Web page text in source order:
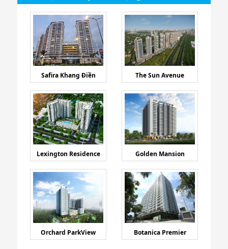
Safira Khang Điền The Sun Avenue
Lexington Residence Golden Mansion
Orchard ParkView Botanica Premier